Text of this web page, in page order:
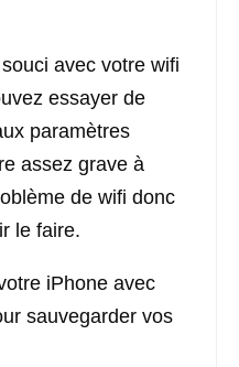
avec votre wifi
essayer de
paramètres
assez grave à
de wifi donc
le faire.
iPhone avec
sauvegarder vos